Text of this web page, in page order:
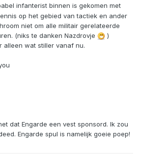
infanterist binnen is gekomen met
op het gebied van tactiek en ander
niet om alle militair gerelateerde
(niks te danken Nazdrovje
)
alleen wat stiller vanaf nu.
dat Engarde een vest sponsord. Ik zou
Engarde spul is namelijk goeie poep!